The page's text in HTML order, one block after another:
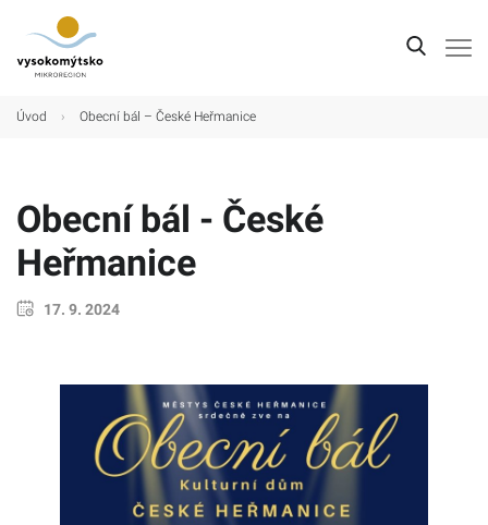
Úvod › Obecní bál – České Heřmanice
Obecní bál - České
Heřmanice
17. 9. 2024
Úvod
Obce
Turistické cíle